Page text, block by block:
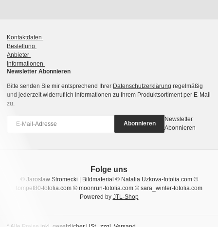
Kontaktdaten
Bestellung
Anbieter
Informationen
Newsletter Abonnieren
Bitte senden Sie mir entsprechend Ihrer Datenschutzerklärung regelmäßig
und jederzeit widerruflich Informationen zu Ihrem Produktsortiment per E-Mail
zu.
Abonnieren
Newsletter
Abonnieren
© Jaroslaw Stromecki | Bildmaterial © Natalia Uzkova-fotolia.com ©
tompet80-fotolia.com © moonrun-fotolia.com © sara_winter-fotolia.com
Powered by JTL-Shop
Folge uns